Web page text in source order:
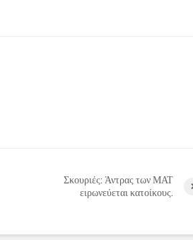
Σκουριές: Άντρας των ΜΑΤ
ειρωνεύεται κατοίκους.